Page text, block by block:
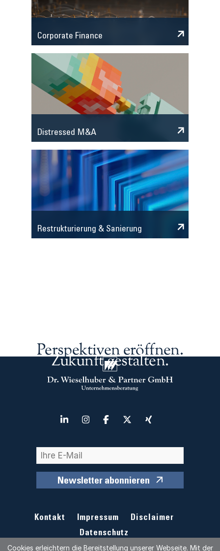
Corporate Finance
Distressed M&A
Restrukturierung & Sanierung
Newsletter abonnieren
Kontakt Impressum
Disclaimer
Datenschutz
Perspektiven eröffnen.
Zukunft gestalten.
Cookies erleichtern die Bereitstellung unserer Webseite. Mit der